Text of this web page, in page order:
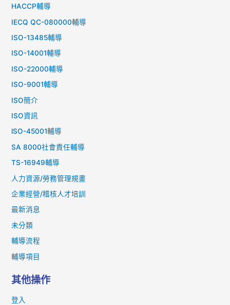
HACCP輔導
IECQ QC-080000輔導
ISO-13485輔導
ISO-14001輔導
ISO-22000輔導
ISO-9001輔導
ISO簡介
ISO資訊
lSO-45001輔導
SA 8000社會責任輔導
TS-16949輔導
人力資源/勞務管理規畫
企業經營/稽核人才培訓
最新消息
未分類
輔導流程
輔導項目
其他操作
登入